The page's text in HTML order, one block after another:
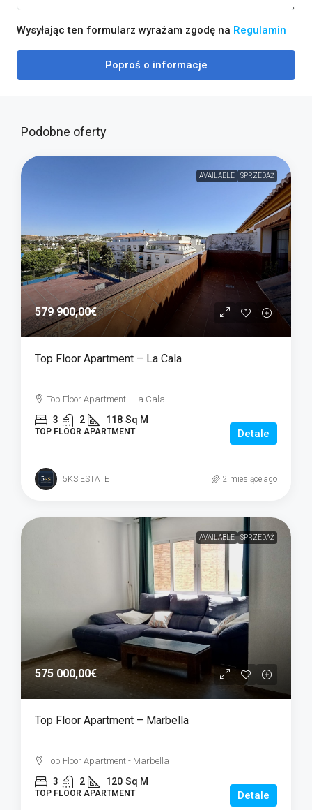
Wysyłając ten formularz wyrażam zgodę na Regulamin
Poproś o informacje
Podobne oferty
AVAILABLE SPRZEDAŻ
579 900,00€
Top Floor Apartment – La Cala
Top Floor Apartment - La Cala
3 2 118 Sq M
TOP FLOOR APARTMENT Detale
5KS ESTATE 2 miesiące ago
AVAILABLE SPRZEDAŻ
575 000,00€
Top Floor Apartment – Marbella
Top Floor Apartment - Marbella
3 2 120 Sq M
TOP FLOOR APARTMENT Detale